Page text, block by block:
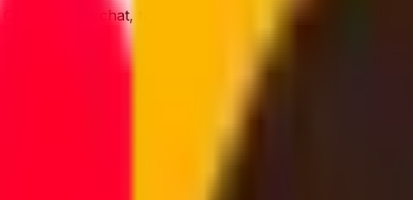
via chat, telefono o email, senza bisogno di login